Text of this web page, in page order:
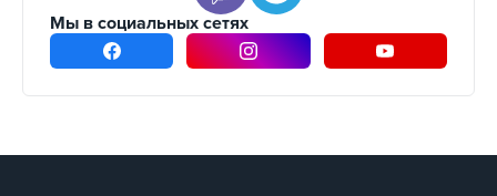
Мы в социальных сетях